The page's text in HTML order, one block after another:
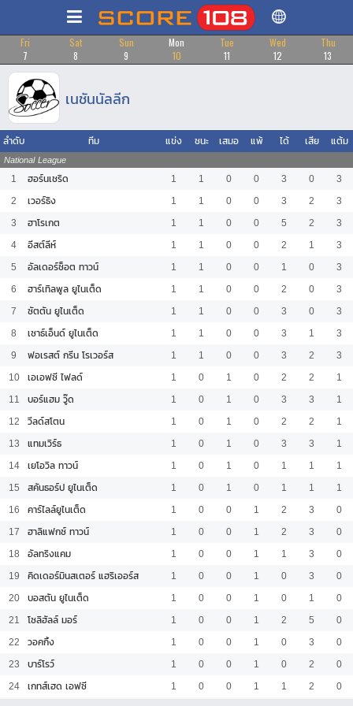
Fri
7
Sat
8
Sun
9
Mon
10
Tue
11
Wed
12
Thu
13
เนชันนัลลีก
ลำดับ ทีม แข่ง ชนะ เสมอ แพ้ ได้ เสีย แต้ม
National League
1 ฮอร์นเชริด 1 1 0 0 3 0
3
2
เวอร์ธิง 1 1 0 0 3 2
3
3
ฮาโรเกต 1 1 0 0 5 2
3
4
อีสต์ลีห์ 1 1 0 0 2 1
3
5
อัลเดอร์ช็อต ทาวน์ 1 1 0 0 1 0
3
6
ฮาร์เทิลพูล ยูไนเต็ด 1 1 0 0 2 0
3
7
ซัตตัน ยูไนเต็ด 1 1 0 0 3 0
3
8
เซาธ์เอ็นด์ ยูไนเต็ด 1 1 0 0 3 1
3
9
ฟอเรสต์ กรีน โรเวอร์ส 1 1 0 0 3 2
3
10 เอเอฟซี ไฟลด์ 1 0 1 0 2 2
1
11
บอร์แฮม วู๊ด 1 0 1 0 3 3
1
12
วีลด์สโตน 1 0 1 0 2 2
1
13
แทมเวิร์ธ 1 0 1 0 3 3
1
14 เยโอวิล ทาวน์ 1 0 1 0 1 1
1
15
สคันธอร์ป ยูไนเต็ด 1 0 1 0 1 1
1
16
คาร์ไลล์ยูไนเต็ด 1 0 0 1 2 3
0
17
ฮาลิแฟกซ์ ทาวน์ 1 0 0 1 2 3
0
18
อัลทริงแคม 1 0 0 1 1 3
0
19
คิดเดอร์มินสเตอร์ แฮริเออร์ส 1 0 0 1 0 3
0
20 บอสตัน ยูไนเต็ด 1 0 0 1 0 1
0
21
โซลิฮัลล์ มอร์ 1 0 0 1 2 5
0
22
วอคกิ้ง 1 0 0 1 0 3
0
23
บาร์โรว์ 1 0 0 1 0 2
0
24 เกทส์เฮด เอฟซี 1 0 0 1 1 2 0